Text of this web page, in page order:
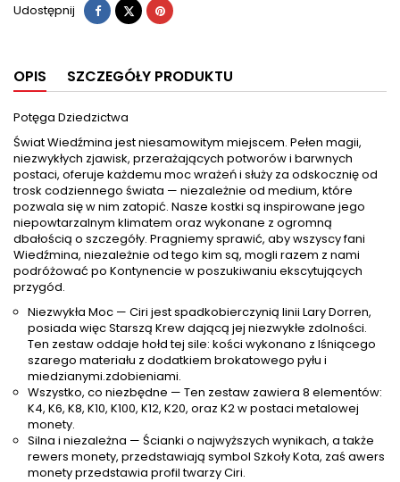
Udostępnij Udostępnij
TweetujPinterest
OPIS SZCZEGÓŁY PRODUKTU
Potęga Dziedzictwa
Świat Wiedźmina jest niesamowitym miejscem. Pełen magii,
niezwykłych zjawisk, przerażających potworów i barwnych
postaci, oferuje każdemu moc wrażeń i służy za odskocznię od
trosk codziennego świata — niezależnie od medium, które
pozwala się w nim zatopić. Nasze kostki są inspirowane jego
niepowtarzalnym klimatem oraz wykonane z ogromną
dbałością o szczegóły. Pragniemy sprawić, aby wszyscy fani
Wiedźmina, niezależnie od tego kim są, mogli razem z nami
podróżować po Kontynencie w poszukiwaniu ekscytujących
przygód.
Niezwykła Moc — Ciri jest spadkobierczynią linii Lary Dorren,
posiada więc Starszą Krew dającą jej niezwykłe zdolności.
Ten zestaw oddaje hołd tej sile: kości wykonano z lśniącego
szarego materiału z dodatkiem brokatowego pyłu i
miedzianymi.zdobieniami.
Wszystko, co niezbędne — Ten zestaw zawiera 8 elementów:
K4, K6, K8, K10, K100, K12, K20, oraz K2 w postaci metalowej
monety.
Silna i niezależna — Ścianki o najwyższych wynikach, a także
rewers monety, przedstawiają symbol Szkoły Kota, zaś awers
monety przedstawia profil twarzy Ciri.